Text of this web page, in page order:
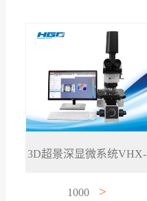
3D超景深显微系统VHX-
1000 >